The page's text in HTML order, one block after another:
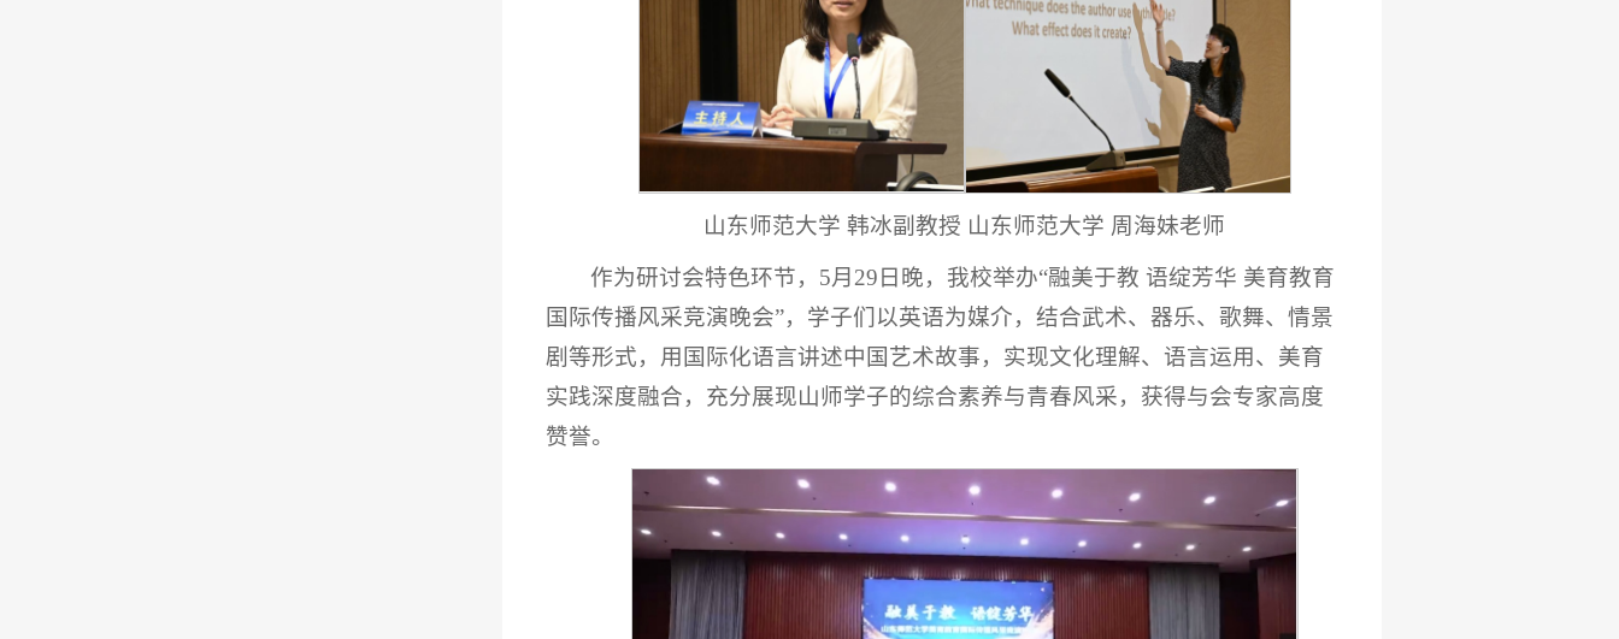
山东师范大学 韩冰副教授 山东师范大学 周海妹老师
作为研讨会特色环节，5月29日晚，我校举办“融美于教 语绽芳华 美育教育
国际传播风采竞演晚会”，学子们以英语为媒介，结合武术、器乐、歌舞、情景
剧等形式，用国际化语言讲述中国艺术故事，实现文化理解、语言运用、美育
实践深度融合，充分展现山师学子的综合素养与青春风采，获得与会专家高度
赞誉。